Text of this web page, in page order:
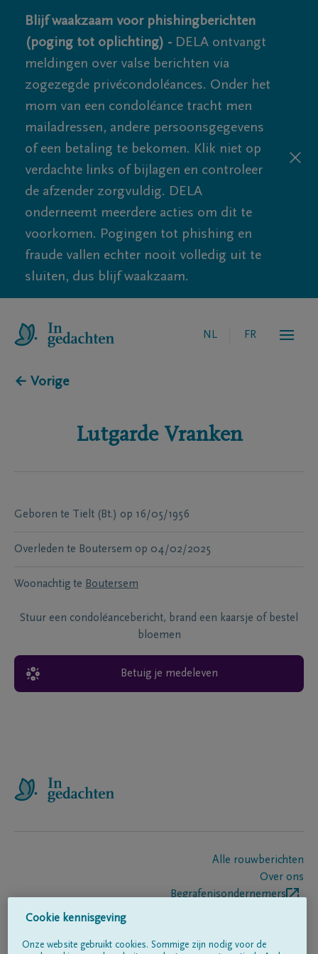
Blijf waakzaam voor phishingberichten
(poging tot oplichting) - DELA ontvangt
meldingen over valse berichten via
zogezegde privécondoléances. Onder het
mom van een condoléance tracht men
mailadressen, andere persoonsgegevens
of een betaling te bekomen. Klik niet op
verdachte links of bijlagen en controleer
de afzender zorgvuldig. DELA
onderneemt meerdere acties om dit te
voorkomen. Pogingen tot phishing en
fraude vallen echter nooit volledig uit te
sluiten, dus blijf waakzaam.
NL FR
← Vorige
Lutgarde Vranken
Geboren te Tielt (Bt.) op 16/05/1956
Overleden te Boutersem op 04/02/2025
Woonachtig te Boutersem
Stuur een condoléancebericht, brand een kaarsje of bestel
bloemen
Betuig je medeleven
Alle rouwberichten
Over ons
Begrafenisondernemers
Cookie kennisgeving
Onze website gebruikt cookies. Sommige zijn nodig voor de